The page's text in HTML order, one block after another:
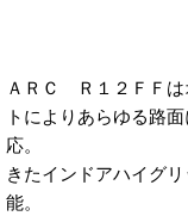
ＡＲＣ Ｒ１２ＦＦは
トによりあらゆる路
応。 日
きたインドアハイグ
能